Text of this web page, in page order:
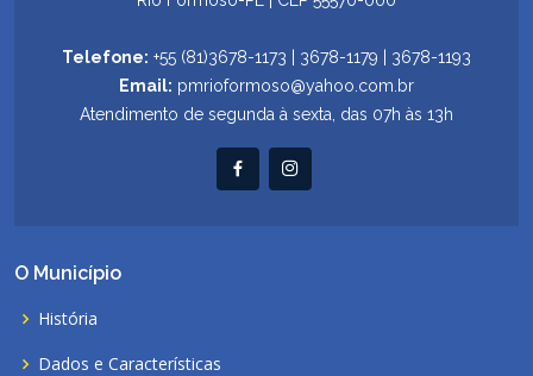
Telefone: +55 (81)3678-1173 | 3678-1179 | 3678-1193
Email: pmrioformoso@yahoo.com.br
Atendimento de segunda à sexta, das 07h às 13h
O Município
História
Dados e Características